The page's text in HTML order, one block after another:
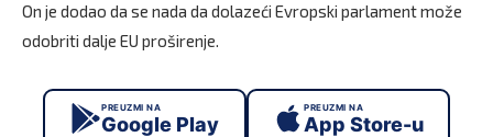
On je dodao da se nada da dolazeći Evropski parlament može
odobriti dalje EU proširenje.
PREUZMI NA
Google Play
PREUZMI NA
App Store-u